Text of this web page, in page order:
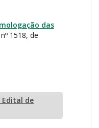
das
1518, de
Edital de